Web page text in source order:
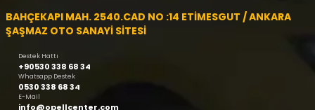
BAHÇEKAPI MAH. 2540.CAD NO :14 ETİMESGUT / ANKARA
ŞAŞMAZ OTO SANAYİ SİTESİ
Destek Hattı
+90530 338 68 34
Whatsapp Destek
0530 338 68 34
E-Mail
info@opellcenter.com